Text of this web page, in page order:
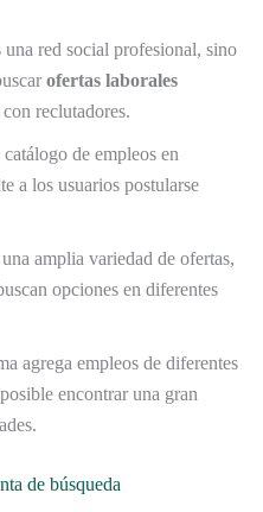
una red social profesional, sino
ofertas laborales
reclutadores.
de empleos en
a los usuarios postularse
amplia variedad de ofertas,
opciones en diferentes
agrega empleos de diferentes
encontrar una gran
de búsqueda